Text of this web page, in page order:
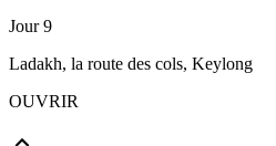
Jour 9
Ladakh, la route des cols, Keylong
OUVRIR